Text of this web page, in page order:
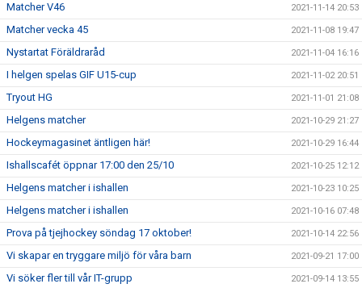
Matcher V46 2021-11-14 20:53
Matcher vecka 45 2021-11-08 19:47
Nystartat Föräldraråd 2021-11-04 16:16
I helgen spelas GIF U15-cup 2021-11-02 20:51
Tryout HG 2021-11-01 21:08
Helgens matcher 2021-10-29 21:27
Hockeymagasinet äntligen här! 2021-10-29 16:44
Ishallscafét öppnar 17:00 den 25/10 2021-10-25 12:12
Helgens matcher i ishallen 2021-10-23 10:25
Helgens matcher i ishallen 2021-10-16 07:48
Prova på tjejhockey söndag 17 oktober! 2021-10-14 22:56
Vi skapar en tryggare miljö för våra barn 2021-09-21 17:00
Vi söker fler till vår IT-grupp 2021-09-14 13:55